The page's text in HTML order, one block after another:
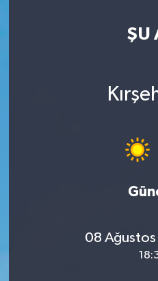
ŞU
08